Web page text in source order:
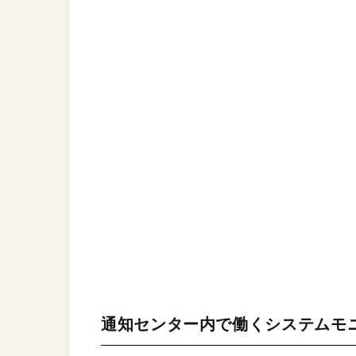
通知センター内で働くシステムモ